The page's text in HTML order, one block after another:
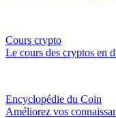
Cours crypto
Le cours des cryptos en
Encyclopédie du Coin
Améliorez vos